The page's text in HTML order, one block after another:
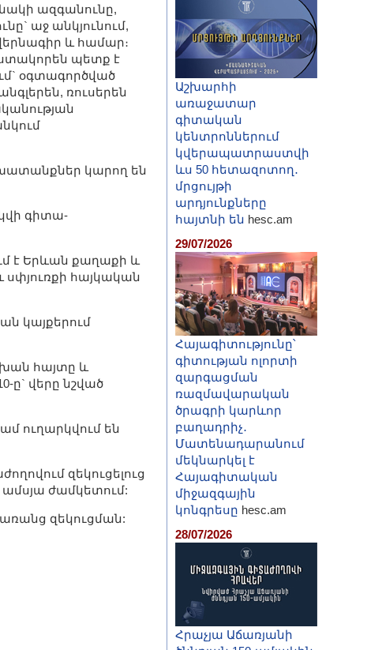
ազգանունը,
աջ անկյունում,
և համար։
պետք է
օգտագործված
ռուսերեն
կարող են
գիտա-
է Երևան քաղաքի և
սփյուռքի հայկական
կայքերում
հայտը և
ը` վերը նշված
ուղարկվում են
զեկուցելուց
ժամկետում:
առանց զեկուցման:
Աշխարհի
առաջատար
գիտական
կենտրոններում
կվերապատրաստվի
ևս 50 հետազոտող․
մրցույթի
արդյունքները
հայտնի են hesc.am
29/07/2026
Հայագիտությունը՝
գիտության ոլորտի
զարգացման
ռազմավարական
ծրագրի կարևոր
բաղադրիչ․
Մատենադարանում
մեկնարկել է
Հայագիտական
միջազգային
կոնգրեսը hesc.am
28/07/2026
Հրաչյա Աճառյանի